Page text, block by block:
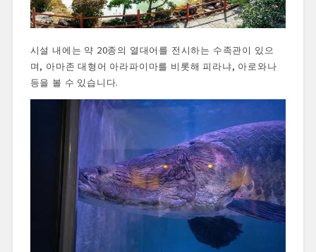
시설 내에는 약 20종의 열대어를 전시하는 수족관이 있으
며, 아마존 대형어 아라파이마를 비롯해 피라냐, 아로와나
등을 볼 수 있습니다.